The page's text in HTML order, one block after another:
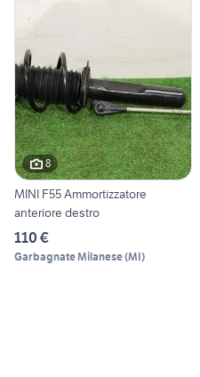
8
MINI F55 Ammortizzatore
anteriore destro
110 €
Garbagnate Milanese(MI)